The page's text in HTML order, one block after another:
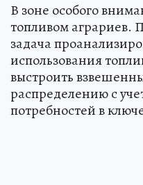
В зоне особого
топливом аграриев.
задача
использования
выстроить
распределению с
потребностей в